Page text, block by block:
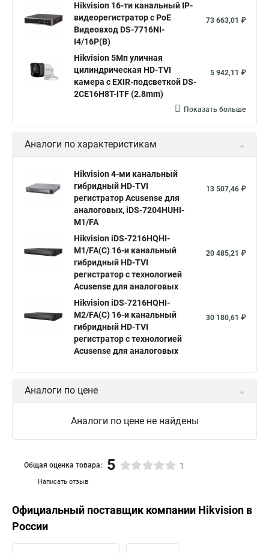
Hikvision 16-ти канальный IP-
видеорегистратор c PoE
Видеовход DS-7716NI-
I4/16P(B)
73 663,01 ₽
Hikvision 5Мп уличная
цилиндрическая HD-TVI
камера с EXIR-подсветкой DS-
2CE16H8T-ITF (2.8mm)
5 942,11 ₽
Показать больше
Аналоги по характеристикам
Hikvision 4-ми канальный
гибридный HD-TVI
регистратор Acusense для
аналоговых, iDS-7204HUHI-
M1/FA
13 507,46 ₽
Hikvision iDS-7216HQHI-
M1/FA(C) 16-и канальный
гибридный HD-TVI
регистратор с технологией
Acusense для аналоговых
20 485,21 ₽
Hikvision iDS-7216HQHI-
M2/FA(C) 16-и канальный
гибридный HD-TVI
регистратор с технологией
Acusense для аналоговых
30 180,61 ₽
Аналоги по цене
Аналоги по цене не найдены
Написать отзыв
Общая оценка товара: 5 1
Официальный поставщик компании Hikvision в
России